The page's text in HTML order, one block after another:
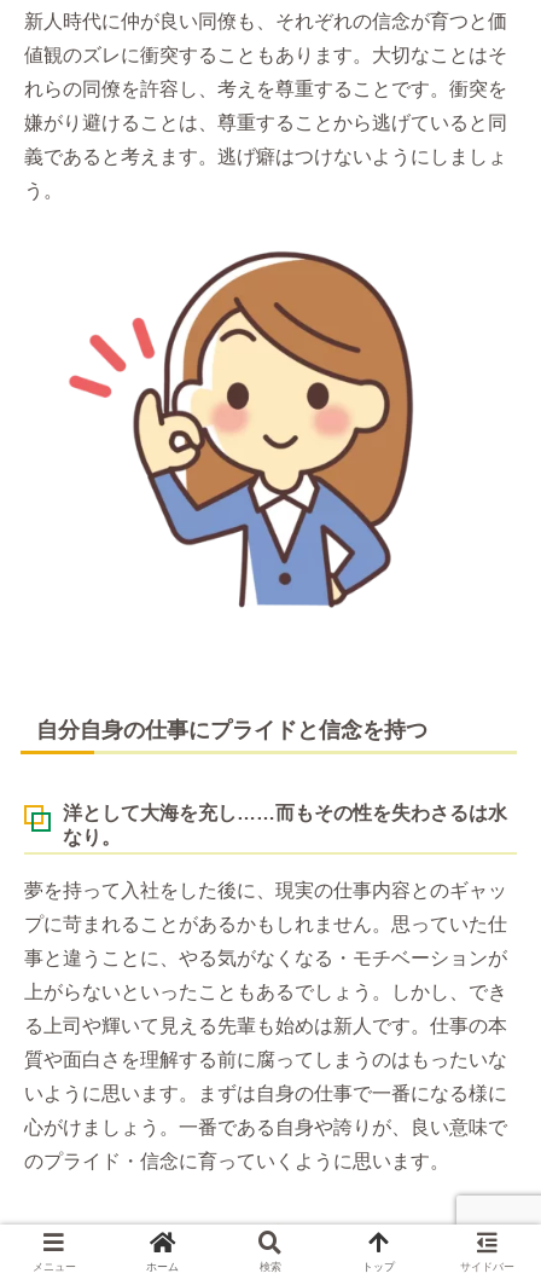
新人時代に仲が良い同僚も、それぞれの信念が育つと価
値観のズレに衝突することもあります。大切なことはそ
れらの同僚を許容し、考えを尊重することです。衝突を
嫌がり避けることは、尊重することから逃げていると同
義であると考えます。逃げ癖はつけないようにしましょ
う。
自分自身の仕事にプライドと信念を持つ
洋として大海を充し……而もその性を失わさるは水
なり。
夢を持って入社をした後に、現実の仕事内容とのギャッ
プに苛まれることがあるかもしれません。思っていた仕
事と違うことに、やる気がなくなる・モチベーションが
上がらないといったこともあるでしょう。しかし、でき
る上司や輝いて見える先輩も始めは新人です。仕事の本
質や面白さを理解する前に腐ってしまうのはもったいな
いように思います。まずは自身の仕事で一番になる様に
心がけましょう。一番である自身や誇りが、良い意味で
のプライド・信念に育っていくように思います。
メニュー ホーム 検索 トップ サイドバー